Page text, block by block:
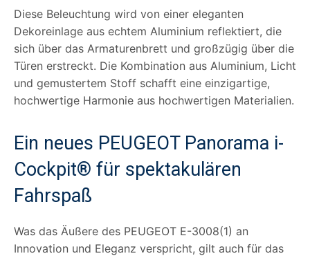
Diese Beleuchtung wird von einer eleganten
Dekoreinlage aus echtem Aluminium reflektiert, die
sich über das Armaturenbrett und großzügig über die
Türen erstreckt. Die Kombination aus Aluminium, Licht
und gemustertem Stoff schafft eine einzigartige,
hochwertige Harmonie aus hochwertigen Materialien.
Ein neues PEUGEOT Panorama i-
Cockpit® für spektakulären
Fahrspaß
Was das Äußere des PEUGEOT E-3008(1) an
Innovation und Eleganz verspricht, gilt auch für das